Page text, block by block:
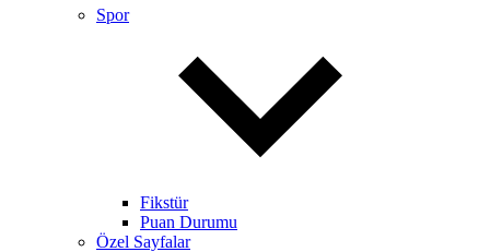
Spor
Fikstür
Puan Durumu
Özel Sayfalar